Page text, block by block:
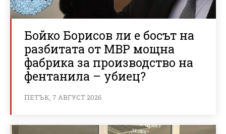
Бойко Борисов ли е босът на
разбитата от МВР мощна
фабрика за производство на
фентанила – убиец?
ПЕТЪК, 7 АВГУСТ 2026